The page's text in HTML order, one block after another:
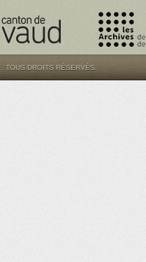
. TOUS DROITS RÉSERVÉS.